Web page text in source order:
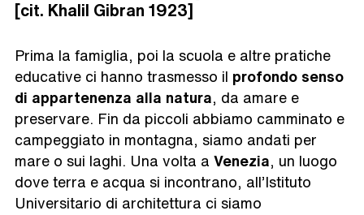
[cit. Khalil Gibran 1923]
Prima la famiglia, poi la scuola e altre pratiche
educative ci hanno trasmesso il profondo senso
di appartenenza alla natura , da amare e
preservare. Fin da piccoli abbiamo camminato e
campeggiato in montagna, siamo andati per
mare o sui laghi. Una volta a Venezia , un luogo
dove terra e acqua si incontrano, all’Istituto
Universitario di architettura ci siamo